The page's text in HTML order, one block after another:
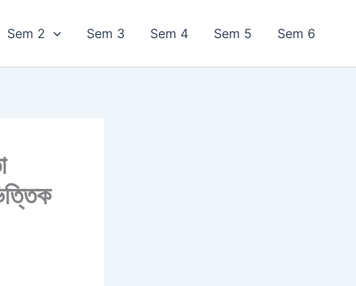
Sem 2 Sem 3 Sem 4 Sem 5 Sem 6